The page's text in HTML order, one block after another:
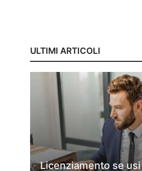
ULTIMI ARTICOLI
Licenziamento se